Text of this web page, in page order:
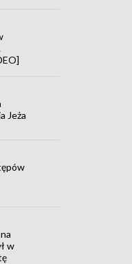
Jeża
w